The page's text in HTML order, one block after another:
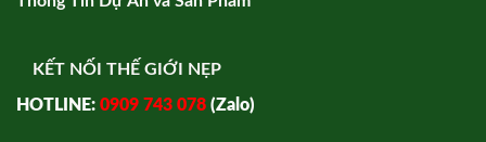
KẾT NỐI THẾ GIỚI NẸP
HOTLINE: 0909 743 078 (Zalo)